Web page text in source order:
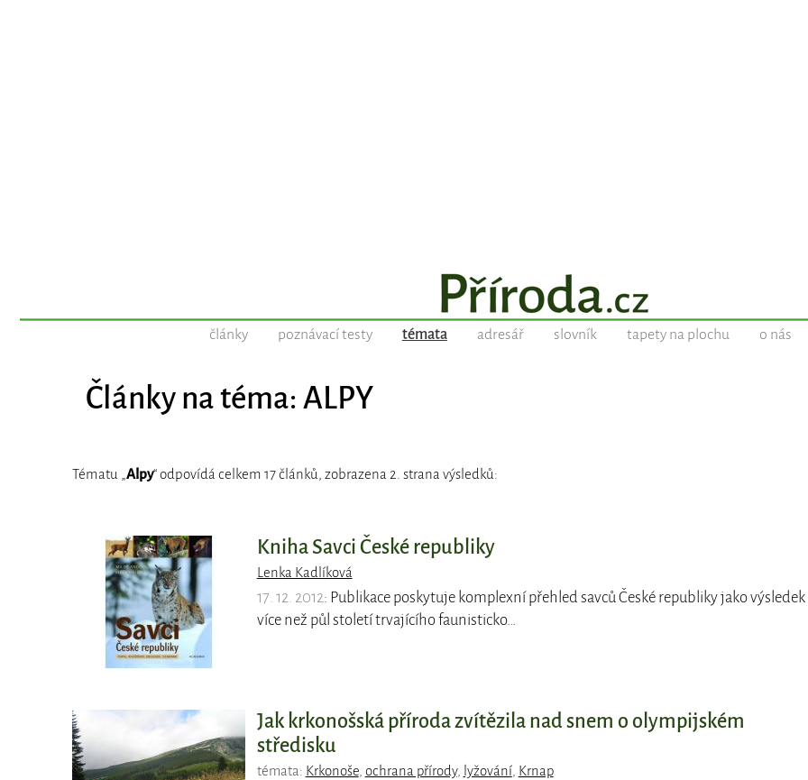
články poznávací testy témata adresář slovník tapety na plochu o nás
Články na téma: ALPY
Tématu „ Alpy“ odpovídá celkem 17 článků, zobrazena 2. strana výsledků:
Kniha Savci České republiky
Lenka Kadlíková
17. 12. 2012: Publikace poskytuje komplexní přehled savců České republiky jako výsledek
více než půl století trvajícího faunisticko…
Jak krkonošská příroda zvítězila nad snem o olympijském
středisku
témata: Krkonoše, ochrana přírody, lyžování,
Krnap